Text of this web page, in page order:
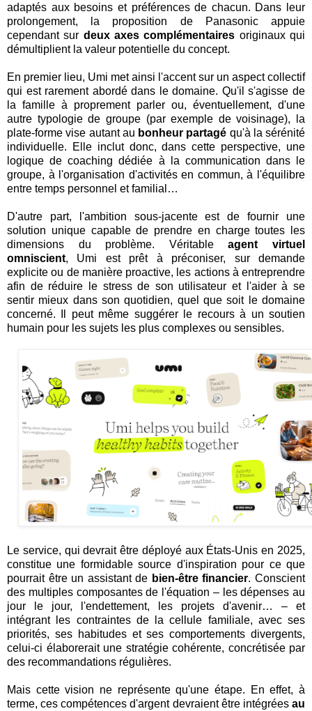
adaptés aux besoins et préférences de chacun. Dans leur
prolongement, la proposition de Panasonic appuie
cependant sur deux axes complémentaires originaux qui
démultiplient la valeur potentielle du concept.
En premier lieu, Umi met ainsi l'accent sur un aspect collectif
qui est rarement abordé dans le domaine. Qu'il s'agisse de
la famille à proprement parler ou, éventuellement, d'une
autre typologie de groupe (par exemple de voisinage), la
plate-forme vise autant au bonheur partagé qu'à la sérénité
individuelle. Elle inclut donc, dans cette perspective, une
logique de coaching dédiée à la communication dans le
groupe, à l'organisation d'activités en commun, à l'équilibre
entre temps personnel et familial…
D'autre part, l'ambition sous-jacente est de fournir une
solution unique capable de prendre en charge toutes les
dimensions du problème. Véritableagent virtuel
omniscient, Umi est prêt à préconiser, sur demande
explicite ou de manière proactive, les actions à entreprendre
afin de réduire le stress de son utilisateur et l'aider à se
sentir mieux dans son quotidien, quel que soit le domaine
concerné. Il peut même suggérer le recours à un soutien
humain pour les sujets les plus complexes ou sensibles.
Le service, qui devrait être déployé aux États-Unis en 2025,
constitue une formidable source d'inspiration pour ce que
pourrait être un assistant de bien-être financier. Conscient
des multiples composantes de l'équation – les dépenses au
jour le jour, l'endettement, les projets d'avenir… – et
intégrant les contraintes de la cellule familiale, avec ses
priorités, ses habitudes et ses comportements divergents,
celui-ci élaborerait une stratégie cohérente, concrétisée par
des recommandations régulières.
Mais cette vision ne représente qu'une étape. En effet, à
terme, ces compétences d'argent devraient être intégrées au